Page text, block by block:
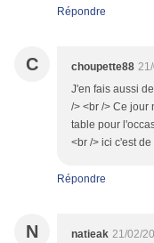
Répondre
C choupette88
J'en fais aussi
/> <br /> Ce jour
table pour
<br /> ici c'est
Répondre
N natieak 21/02/